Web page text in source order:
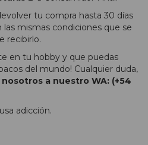
tu compra hasta 30 días
las mismas condiciones que se
recibirlo.
en tu hobby y que puedas
del mundo! Cualquier duda,
a nuestro WA: (+54
adicción.